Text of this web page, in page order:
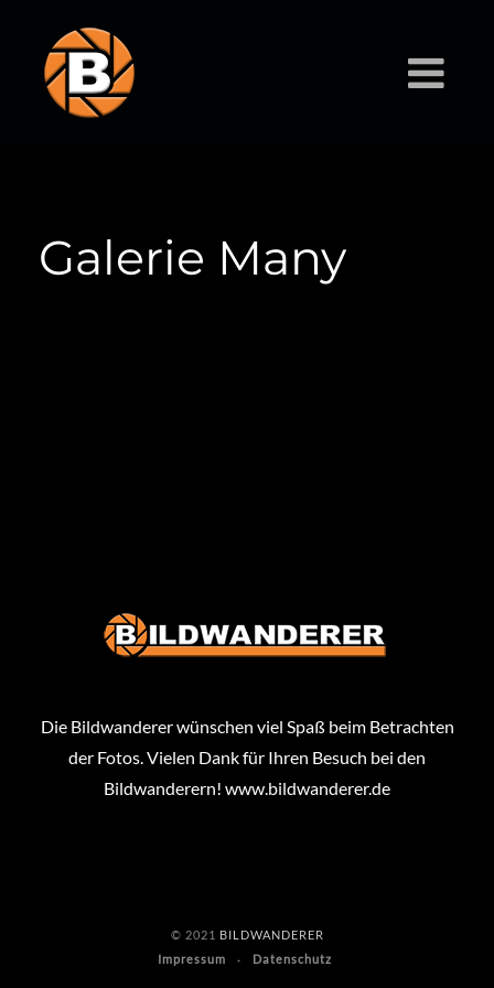
Galerie Many
Die Bildwanderer wünschen viel Spaß beim Betrachten
der Fotos. Vielen Dank für Ihren Besuch bei den
Bildwanderern! www.bildwanderer.de
© 2021 BILDWANDERER
Impressum
Datenschutz